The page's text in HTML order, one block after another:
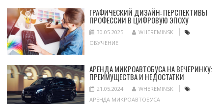
ГРАФИЧЕСКИЙ ДИЗАЙН: ПЕРСПЕКТИВЫ
ПРОФЕССИИ В ЦИФРОВУЮ ЭПОХУ
30.05.2025
WHEREMINSK
ОБУЧЕНИЕ
АРЕНДА МИКРОАВТОБУСА НА ВЕЧЕРИНКУ:
ПРЕИМУЩЕСТВА И НЕДОСТАТКИ
21.05.2024
WHEREMINSK
АРЕНДА МИКРОАВТОБУСА